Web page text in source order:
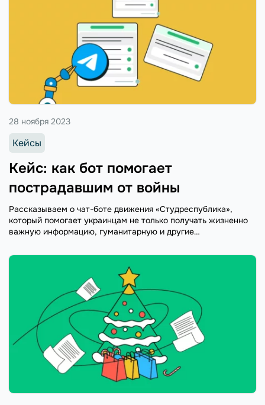
Кейс: как бот помогает
пострадавшим от войны
28 ноября 2023
Кейсы
Рассказываем о чат-боте движения «Студреспублика»,
который помогает украинцам не только получать жизненно
важную информацию, гуманитарную и другие
пострадавшим от войны.